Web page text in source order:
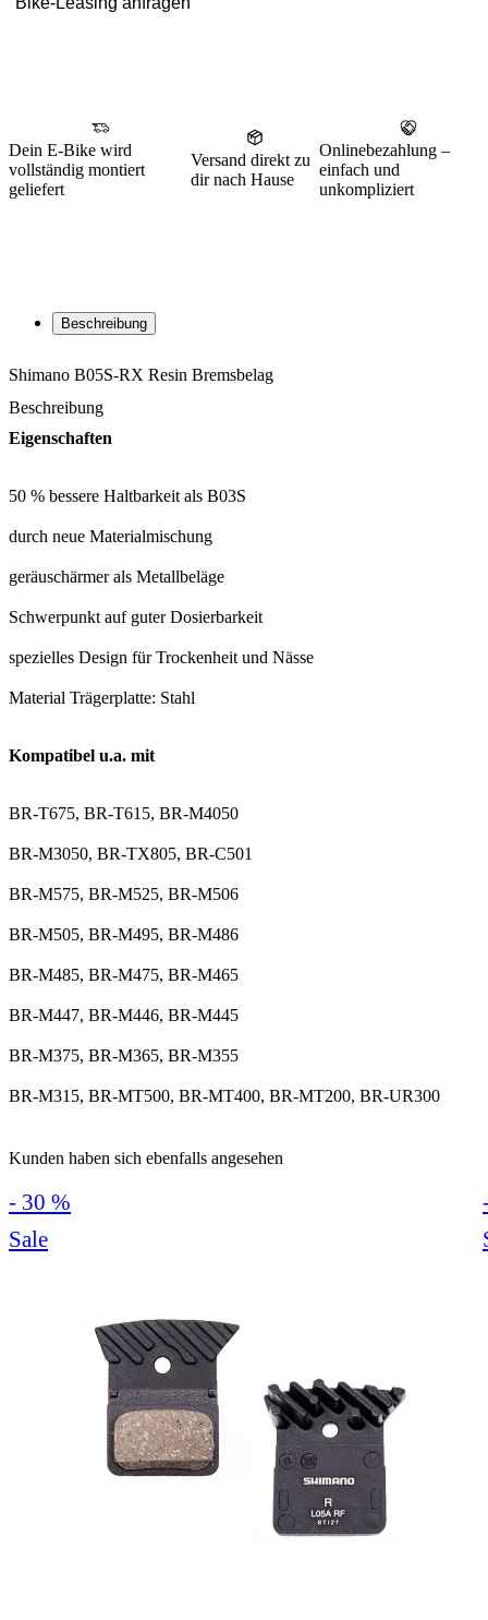
Dein E-Bike wird
vollständig montiert
geliefert
Versand direkt zu
dir nach Hause
Onlinebezahlung –
einfach und
unkompliziert
Beschreibung
Shimano B05S-RX Resin Bremsbelag
Beschreibung
Eigenschaften
50 % bessere Haltbarkeit als B03S
durch neue Materialmischung
geräuschärmer als Metallbeläge
Schwerpunkt auf guter Dosierbarkeit
spezielles Design für Trockenheit und Nässe
Material Trägerplatte: Stahl
Kompatibel u.a. mit
BR-T675, BR-T615, BR-M4050
BR-M3050, BR-TX805, BR-C501
BR-M575, BR-M525, BR-M506
BR-M505, BR-M495, BR-M486
BR-M485, BR-M475, BR-M465
BR-M447, BR-M446, BR-M445
BR-M375, BR-M365, BR-M355
BR-M315, BR-MT500, BR-MT400, BR-MT200, BR-UR300
Kunden haben sich ebenfalls angesehen
- 30 %
Sale